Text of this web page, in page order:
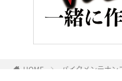
HOME バイクメンテナン